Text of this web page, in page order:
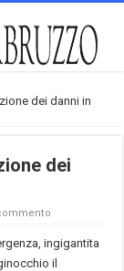
dei danni in
dei
ingigantita
il